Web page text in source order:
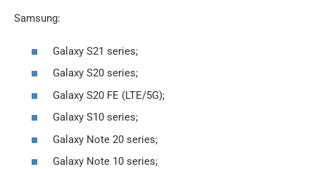
Samsung:
Galaxy S21 series;
Galaxy S20 series;
Galaxy S20 FE (LTE/5G);
Galaxy S10 series;
Galaxy Note 20 series;
Galaxy Note 10 series;